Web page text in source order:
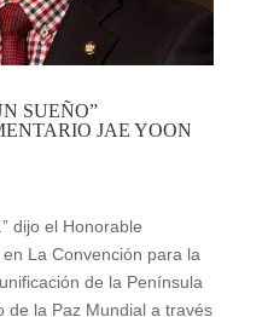
SUEÑO”
JAE YOON
dijo el Honorable
La Convención para la
de la Península
de la Paz Mundial a través